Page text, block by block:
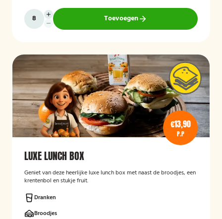
Toevoegen
€13,90
P.P
LUXE LUNCH BOX
Geniet van deze heerlijke luxe lunch box met naast de broodjes, een
krentenbol en stukje fruit.
Dranken
Broodjes